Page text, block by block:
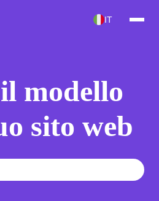
IT
modello
sito web